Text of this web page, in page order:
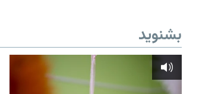
بشنوید